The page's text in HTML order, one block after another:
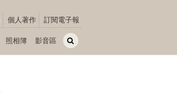
個人著作 訂閱電子報
照相簿 影音區